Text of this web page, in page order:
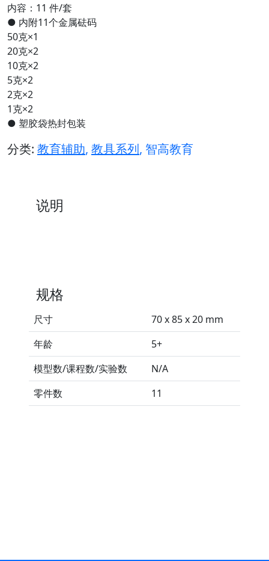
内容：11 件/套
● 内附11个金属砝码
50克×1
20克×2
10克×2
5克×2
2克×2
1克×2
● 塑胶袋热封包装
分类: 教育辅助, 教具系列, 智高教育
说明
规格
尺寸
70 x 85 x 20 mm
年龄
5+
模型数/课程数/实验数
N/A
零件数
11